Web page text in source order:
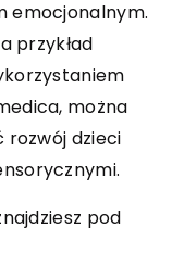
emocjonalnym.
przykład
można
rozwój dzieci
pod